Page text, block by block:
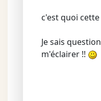
c'est quoi
Je sais
m'éclairer !!